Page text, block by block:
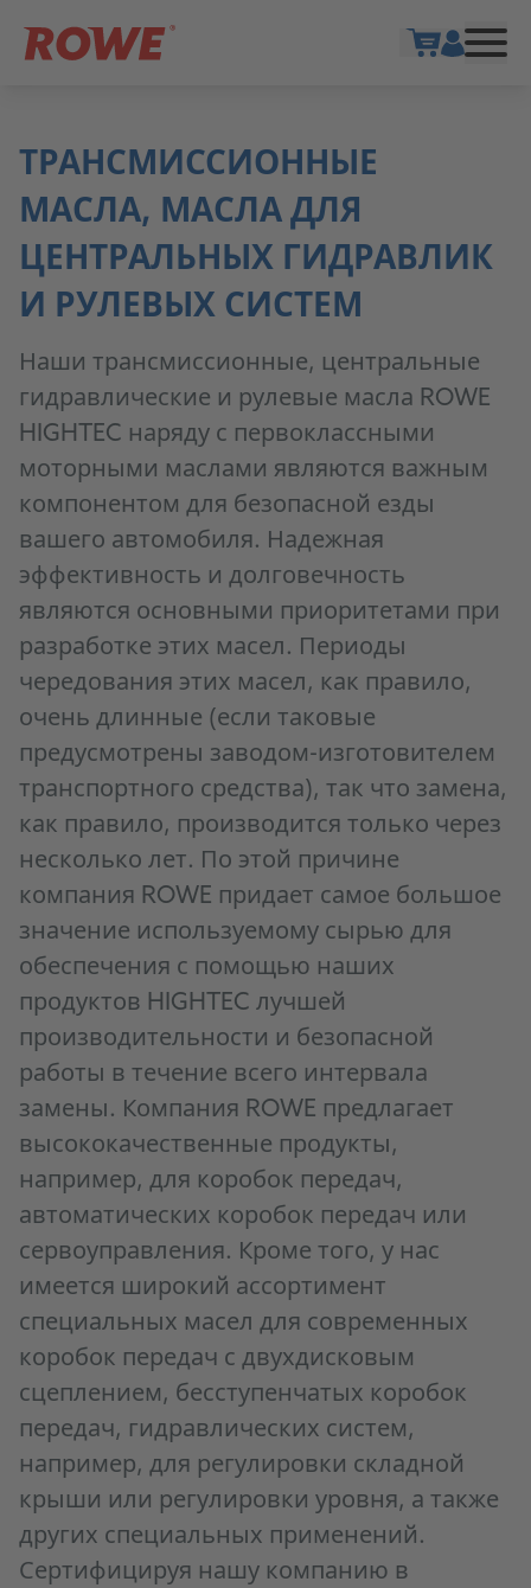
ТРАНСМИССИОННЫЕ
МАСЛА, МАСЛА ДЛЯ
ЦЕНТРАЛЬНЫХ ГИДРАВЛИК
И РУЛЕВЫХ СИСТЕМ
Наши трансмиссионные, центральные
гидравлические и рулевые масла ROWE
HIGHTEC наряду с первоклассными
моторными маслами являются важным
компонентом для безопасной езды
вашего автомобиля. Надежная
эффективность и долговечность
являются основными приоритетами при
разработке этих масел. Периоды
чередования этих масел, как правило,
очень длинные (если таковые
предусмотрены заводом-изготовителем
транспортного средства), так что замена,
как правило, производится только через
несколько лет. По этой причине
компания ROWE придает самое большое
значение используемому сырью для
обеспечения с помощью наших
продуктов HIGHTEC лучшей
производительности и безопасной
работы в течение всего интервала
замены. Компания ROWE предлагает
высококачественные продукты,
например, для коробок передач,
автоматических коробок передач или
сервоуправления. Кроме того, у нас
имеется широкий ассортимент
специальных масел для современных
коробок передач с двухдисковым
сцеплением, бесступенчатых коробок
передач, гидравлических систем,
например, для регулировки складной
крыши или регулировки уровня, а также
других специальных применений.
Сертифицируя нашу компанию в